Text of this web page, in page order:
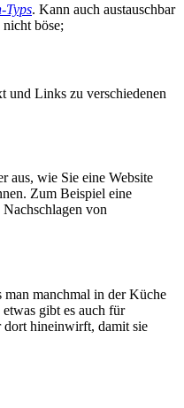
Typs. Kann auch austauschbar
böse;
und Links zu verschiedenen
aus, wie Sie eine Website
Zum Beispiel eine
von
manchmal in der Küche
gibt es auch für
dort hineinwirft, damit sie